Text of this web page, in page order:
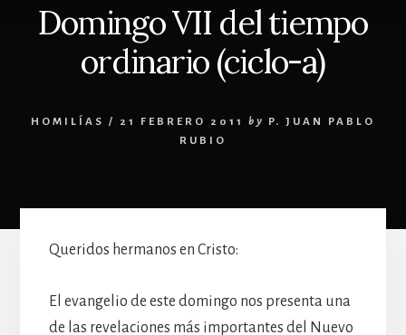
Domingo VII del tiempo
ordinario (ciclo-a)
HOMILÍAS / 21 FEBRERO 2011 by
P. JUAN PABLO
RUBIO
Queridos hermanos en Cristo:
El evangelio de este domingo nos presenta una
de las revelaciones más importantes del Nuevo